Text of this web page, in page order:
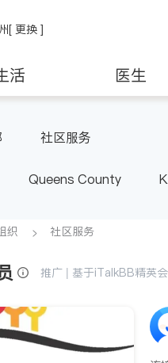
[ 更换 ]
活 医生
社区服务
Queens County
织 社区服务
推广 | 基于iTalkBB精英